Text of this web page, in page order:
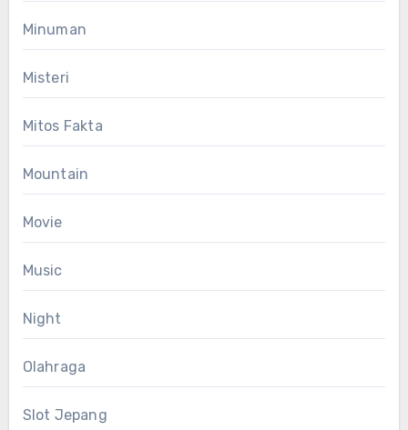
Minuman
Misteri
Mitos Fakta
Mountain
Movie
Music
Night
Olahraga
Slot Jepang